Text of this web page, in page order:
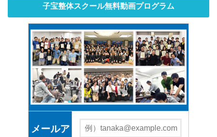
子宝整体スクール無料動画プログラム
メールア